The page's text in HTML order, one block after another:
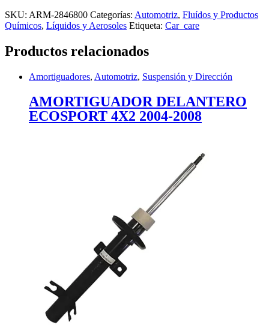
SKU: ARM-2846800 Categorías: Automotriz, Fluídos y Productos
Químicos, Líquidos y Aerosoles Etiqueta: Car_care
Productos relacionados
Amortiguadores, Automotriz, Suspensión y Dirección
AMORTIGUADOR DELANTERO
ECOSPORT 4X2 2004-2008